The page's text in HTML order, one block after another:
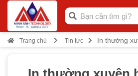
Trang chủ Tin tức In thường